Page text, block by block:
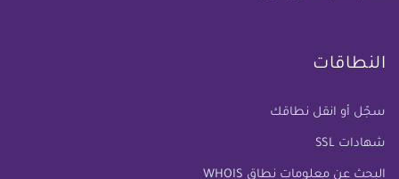
النطاقات
سجّل أو انقل نطاقك
شهادات SSL
البحث عن معلومات نطاق WHOIS